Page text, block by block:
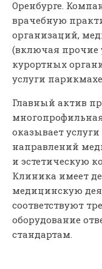
Оренбурге.
врачебную
организаций,
(включая прочие
курортных
услуги
Главный актив
оказывает
направлений
и эстетическую
Клиника имеет
медицинскую
соответствуют
оборудование
стандартам.